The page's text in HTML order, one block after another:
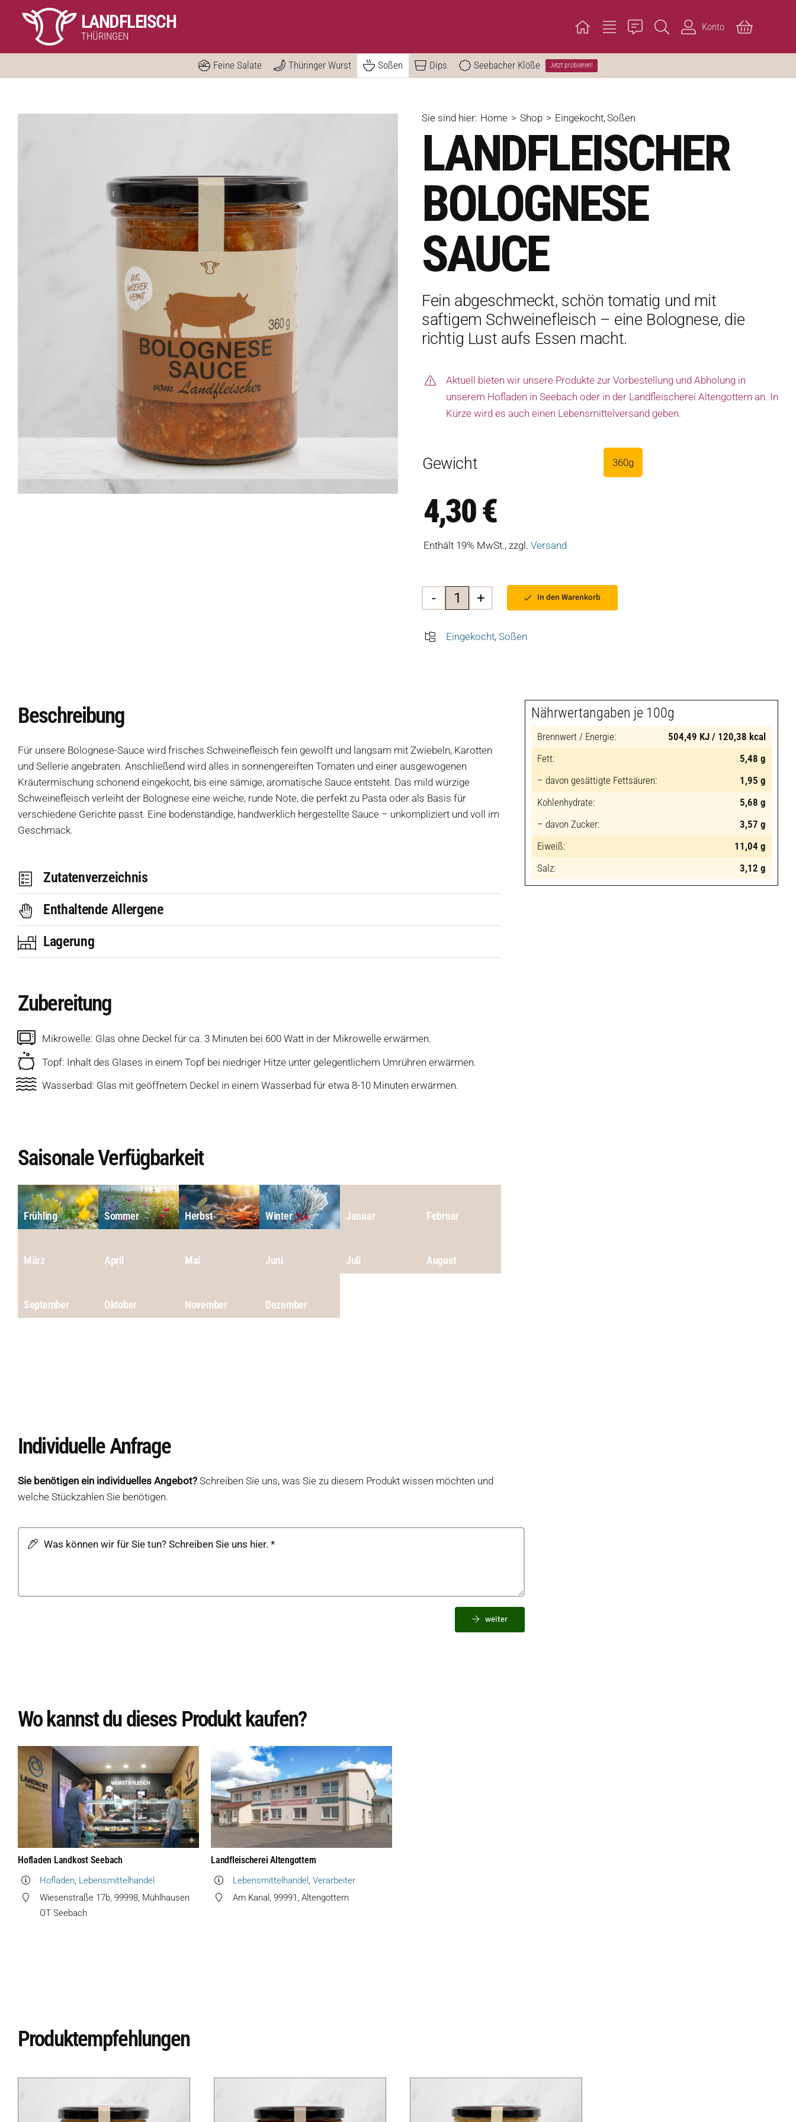
LANDFLEISCH
THÜRINGEN
Konto
Feine Salate Thüringer Wurst Soßen Dips Seebacher Klöße Jetzt probieren!
Sie sind hier: Home Shop Eingekocht Soßen
LANDFLEISCHER
BOLOGNESE
SAUCE
Fein abgeschmeckt, schön tomatig und mit
saftigem Schweinefleisch – eine Bolognese, die
richtig Lust aufs Essen macht.
Aktuell bieten wir unsere Produkte zur Vorbestellung und Abholung in
unserem Hofladen in Seebach oder in der Landfleischerei Altengottern an. In
Kürze wird es auch einen Lebensmittelversand geben.
Gewicht 360g
4,30€
Enthält 19% MwSt., zzgl. Versand
Landfleischer
Sauce
In den Warenkorb
Eingekocht, Soßen
Beschreibung
Für unsere Bolognese-Sauce wird frisches Schweinefleisch fein gewolft und langsam mit Zwiebeln, Karotten
und Sellerie angebraten. Anschließend wird alles in sonnengereiften Tomaten und einer ausgewogenen
Kräutermischung schonend eingekocht, bis eine sämige, aromatische Sauce entsteht. Das mild würzige
Schweinefleisch verleiht der Bolognese eine weiche, runde Note, die perfekt zu Pasta oder als Basis für
verschiedene Gerichte passt. Eine bodenständige, handwerklich hergestellte Sauce – unkompliziert und voll im
Geschmack.
Zutatenverzeichnis
Enthaltende Allergene
Lagerung
Zubereitung
Mikrowelle: Glas ohne Deckel für ca. 3 Minuten bei 600 Watt in der Mikrowelle erwärmen.
Topf: Inhalt des Glases in einem Topf bei niedriger Hitze unter gelegentlichem Umrühren erwärmen.
Wasserbad: Glas mit geöffnetem Deckel in einem Wasserbad für etwa 8-10 Minuten erwärmen.
Saisonale Verfügbarkeit
Frühling Sommer Herbst Winter Januar Februar
März April Mai Juni Juli August
September Oktober November Dezember
Nährwertangaben je 100g
Brennwert / Energie:
504,49 KJ / 120,38 kcal
Fett:
5,48 g
– davon gesättigte Fettsäuren:
1,95 g
Kohlenhydrate:
5,68 g
– davon Zucker:
3,57 g
Eiweiß:
11,04 g
Salz:
3,12 g
Individuelle Anfrage
Sie benötigen ein individuelles Angebot? Schreiben Sie uns, was Sie zu diesem Produkt wissen möchten und
welche Stückzahlen Sie benötigen.
weiter
Wo kannst du dieses Produkt kaufen?
Hofladen Landkost Seebach
Hofladen, Lebensmittelhandel
Wiesenstraße 17b, 99998, Mühlhausen
OT Seebach
Landfleischerei Altengottern
Lebensmittelhandel , Verarbeiter
Am Kanal, 99991, Altengottern
Produktempfehlungen